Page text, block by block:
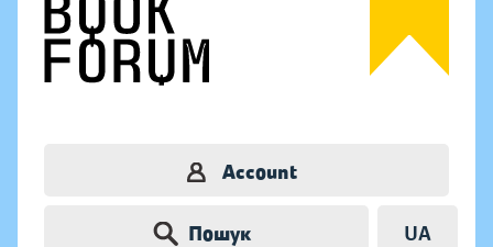
Account
Пошук UA